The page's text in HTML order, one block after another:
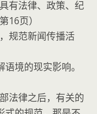
有法律、政策、纪
16页）
规范新闻传播活
境的现实影响。
法律之后，有关的